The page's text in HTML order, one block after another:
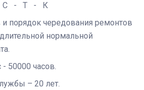
- Т - К
порядок чередования ремонтов
нормальной
50000 часов.
– 20 лет.